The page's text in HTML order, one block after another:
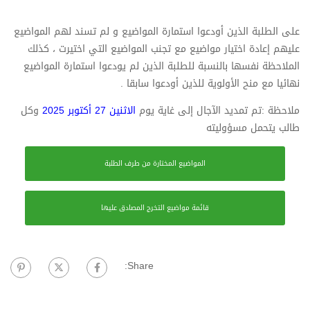
على الطلبة الذين أودعوا استمارة المواضيع و لم تسند لهم المواضيع
عليهم إعادة اختيار مواضيع مع تجنب المواضيع التي اختيرت ، كذلك
الملاحظة نفسها بالنسبة للطلبة الذين لم يودعوا استمارة المواضيع
نهائيا مع منح الأولوية للذين أودعوا سابقا .
ملاحظة :تم تمديد الآجال إلى غاية يوم الاثنين 27 أكتوبر 2025
وكل
طالب يتحمل مسؤوليته
المواضيع المختارة من طرف الطلبة
قائمة مواضيع التخرج المصادق عليها
Share: